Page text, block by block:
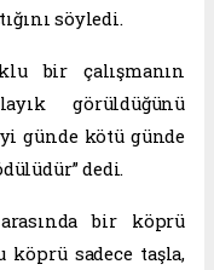
söyledi.
bir çalışmanın
görüldüğünü
günde kötü günde
dedi.
bir köprü
köprü sadece taşla,